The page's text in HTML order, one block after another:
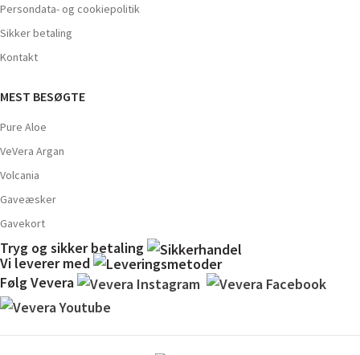
Persondata- og cookiepolitik
Sikker betaling
Kontakt
MEST BESØGTE
Pure Aloe
VeVera Argan
Volcania
Gaveæsker
Gavekort
Vi leverer med
Tryg og sikker betaling
Følg Vevera